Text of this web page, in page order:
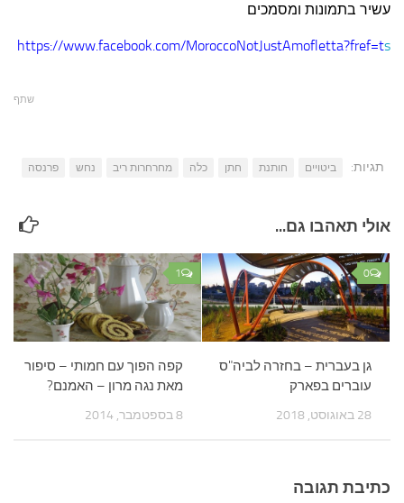
עשיר בתמונות ומסמכים
https://www.facebook.com/MoroccoNotJustAmofletta?fref=ts
שתף
תגיות: ביטויים חותנת חתן כלה מחרחרות ריב נחש פרנסה
אולי תאהבו גם...
1
קפה הפוך עם חמותי – סיפור
מאת נגה מרון – האמנם?
8 בספטמבר, 2014
0
גן בעברית – בחזרה לביה"ס
עוברים בפארק
28 באוגוסט, 2018
כתיבת תגובה